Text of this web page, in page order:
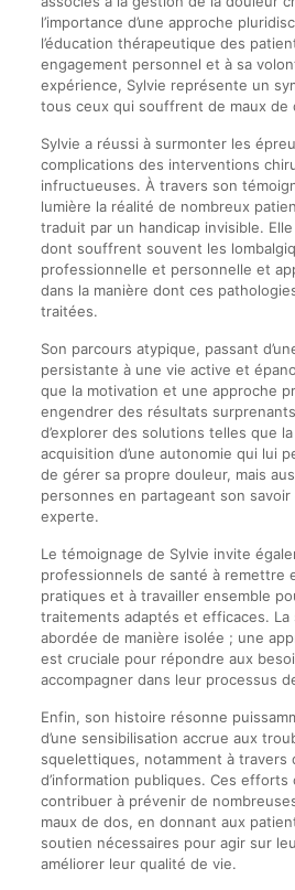
l’importance d’une approche
l’éducation thérapeutique des
engagement personnel et à sa
expérience, Sylvie représente un
tous ceux qui souffrent de maux de
Sylvie a réussi à surmonter les
complications des interventions
infructueuses. À travers son
lumière la réalité de nombreux
traduit par un handicap invisible.
dont souffrent souvent les
professionnelle et personnelle et
dans la manière dont ces
traitées.
Son parcours atypique, passant
persistante à une vie active et
que la motivation et une approche
engendrer des résultats
d’explorer des solutions telles que
acquisition d’une autonomie qui lui
de gérer sa propre douleur, mais
personnes en partageant son
experte.
Le témoignage de Sylvie invite
professionnels de santé à remettre
pratiques et à travailler ensemble
traitements adaptés et efficaces.
abordée de manière isolée ; une
est cruciale pour répondre aux
accompagner dans leur processus
Enfin, son histoire résonne
d’une sensibilisation accrue aux
squelettiques, notamment à travers
d’information publiques. Ces
contribuer à prévenir de
maux de dos, en donnant aux
soutien nécessaires pour agir sur
améliorer leur qualité de vie.